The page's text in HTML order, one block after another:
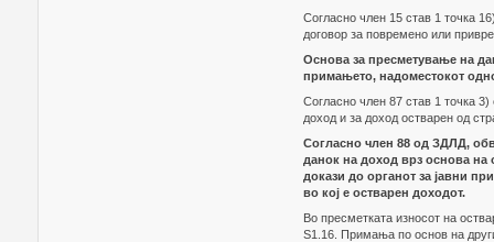
Согласно член 15 став 1 точка
договор за повремено или
Основа за пресметување на
примањето, надоместокот
Согласно член 87 став 1 точка 3)
доход и за доход остварен од
Согласно член 88 од ЗДЛД,
данок на доход врз основа на
докази до органот за јавни
во кој е остварен доходот.
Во пресметката износот на
Ѕ1.16. Примања по основ на